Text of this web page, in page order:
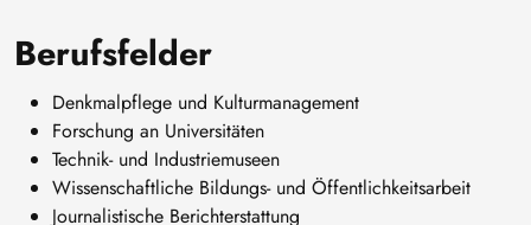
Berufsfelder
Denkmalpflege und Kulturmanagement
Forschung an Universitäten
Technik- und Industriemuseen
Wissenschaftliche Bildungs- und Öffentlichkeitsarbeit
Journalistische Berichterstattung